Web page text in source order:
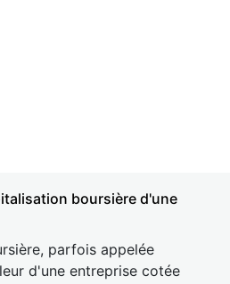
boursière d'une
parfois appelée
d'une entreprise cotée